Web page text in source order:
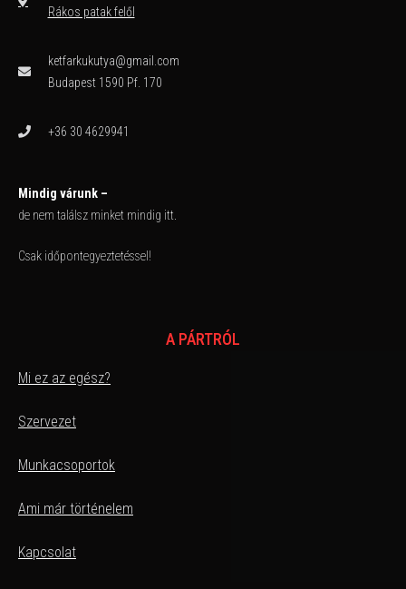
Rákos patak felől
ketfarkukutya@gmail.com
Budapest 1590 Pf. 170
+36 30 4629941
Mindig várunk –
de nem találsz minket mindig itt.
Csak időpontegyeztetéssel!
A PÁRTRÓL
Mi ez az egész?
Szervezet
Munkacsoportok
Ami már történelem
Kapcsolat